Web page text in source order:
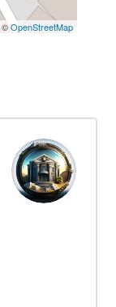
©OpenStreetMap